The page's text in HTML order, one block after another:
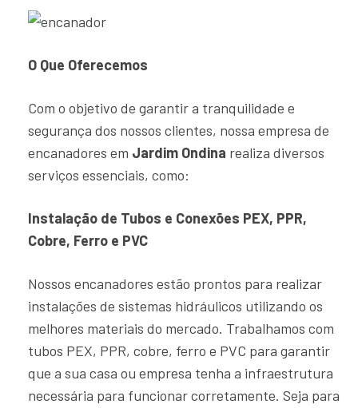
O Que Oferecemos
Com o objetivo de garantir a tranquilidade e
segurança dos nossos clientes, nossa empresa de
encanadores em Jardim Ondina realiza diversos
serviços essenciais, como:
Instalação de Tubos e Conexões PEX, PPR,
Cobre, Ferro e PVC
Nossos encanadores estão prontos para realizar
instalações de sistemas hidráulicos utilizando os
melhores materiais do mercado. Trabalhamos com
tubos PEX, PPR, cobre, ferro e PVC para garantir
que a sua casa ou empresa tenha a infraestrutura
necessária para funcionar corretamente. Seja para